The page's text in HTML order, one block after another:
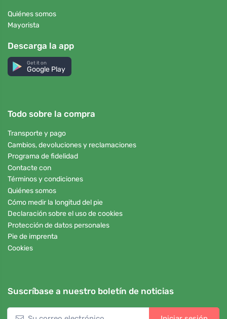
Quiénes somos
Mayorista
Descarga la app
Get it on
Google Play
Todo sobre la compra
Transporte y pago
Cambios, devoluciones y reclamaciones
Programa de fidelidad
Contacte con
Términos y condiciones
Quiénes somos
Cómo medir la longitud del pie
Declaración sobre el uso de cookies
Protección de datos personales
Pie de imprenta
Cookies
Suscríbase a nuestro boletín de noticias